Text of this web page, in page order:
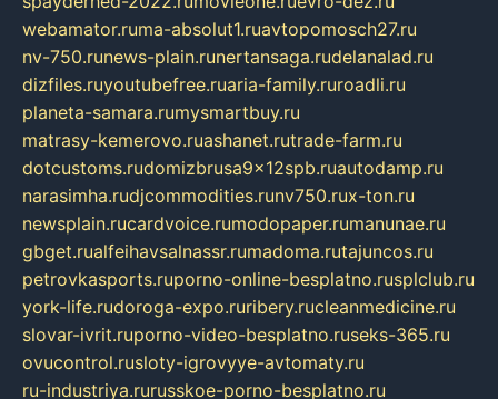
webamator.ruma-absolut1.ruavtopomosch27.ru
nv-750.runews-plain.runertansaga.rudelanalad.ru
dizfiles.ruyoutubefree.ruaria-family.ruroadli.ru
planeta-samara.rumysmartbuy.ru
matrasy-kemerovo.ruashanet.rutrade-farm.ru
dotcustoms.rudomizbrusa9x12spb.ruautodamp.ru
narasimha.rudjcommodities.runv750.rux-ton.ru
newsplain.rucardvoice.rumodopaper.rumanunae.ru
gbget.rualfeihavsalnassr.rumadoma.rutajuncos.ru
petrovkasports.ruporno-online-besplatno.rusplclub.ru
york-life.rudoroga-expo.ruribery.rucleanmedicine.ru
slovar-ivrit.ruporno-video-besplatno.ruseks-365.ru
ovucontrol.rusloty-igrovyye-avtomaty.ru
ru-industriya.rurusskoe-porno-besplatno.ru